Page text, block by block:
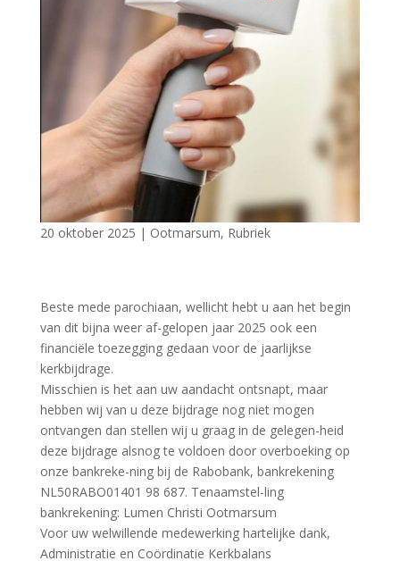
20 oktober 2025 | Ootmarsum, Rubriek
Beste mede parochiaan, wellicht hebt u aan het begin
van dit bijna weer af-gelopen jaar 2025 ook een
financiële toezegging gedaan voor de jaarlijkse
kerkbijdrage.
Misschien is het aan uw aandacht ontsnapt, maar
hebben wij van u deze bijdrage nog niet mogen
ontvangen dan stellen wij u graag in de gelegen-heid
deze bijdrage alsnog te voldoen door overboeking op
onze bankreke-ning bij de Rabobank, bankrekening
NL50RABO01401 98 687. Tenaamstel-ling
bankrekening: Lumen Christi Ootmarsum
Voor uw welwillende medewerking hartelijke dank,
Administratie en Coördinatie Kerkbalans